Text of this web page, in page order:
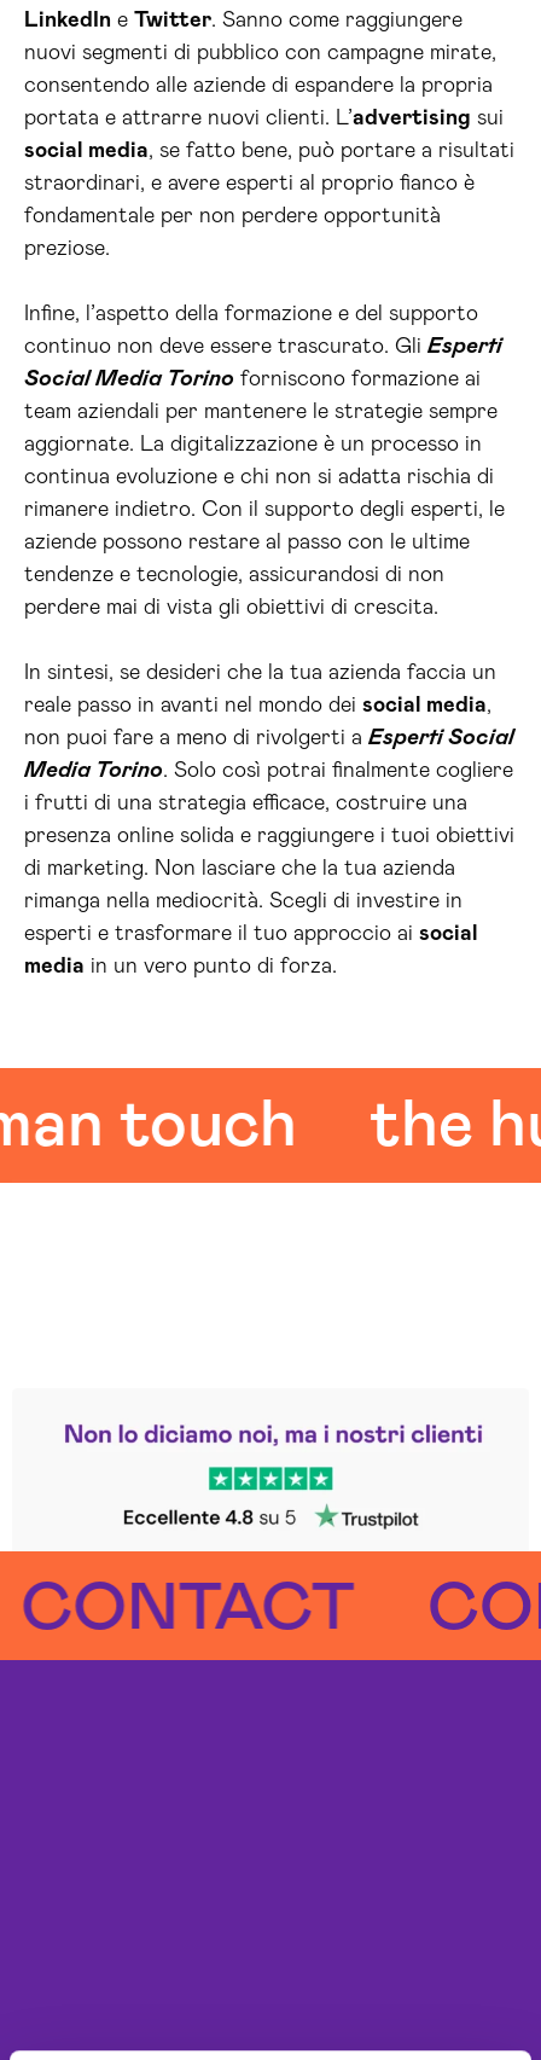
LinkedIn e Twitter. Sanno come raggiungere
nuovi segmenti di pubblico con campagne mirate,
consentendo alle aziende di espandere la propria
portata e attrarre nuovi clienti. L’advertising sui
social media, se fatto bene, può portare a risultati
straordinari, e avere esperti al proprio fianco è
fondamentale per non perdere opportunità
preziose.
Infine, l’aspetto della formazione e del supporto
continuo non deve essere trascurato. Gli Esperti
Social Media Torino forniscono formazione ai
team aziendali per mantenere le strategie sempre
aggiornate. La digitalizzazione è un processo in
continua evoluzione e chi non si adatta rischia di
rimanere indietro. Con il supporto degli esperti, le
aziende possono restare al passo con le ultime
tendenze e tecnologie, assicurandosi di non
perdere mai di vista gli obiettivi di crescita.
In sintesi, se desideri che la tua azienda faccia un
reale passo in avanti nel mondo dei social media,
non puoi fare a meno di rivolgerti a Esperti Social
Media Torino. Solo così potrai finalmente cogliere
i frutti di una strategia efficace, costruire una
presenza online solida e raggiungere i tuoi obiettivi
di marketing. Non lasciare che la tua azienda
rimanga nella mediocrità. Scegli di investire in
esperti e trasformare il tuo approccio ai social
media in un vero punto di forza.
touch the
Trustpilot